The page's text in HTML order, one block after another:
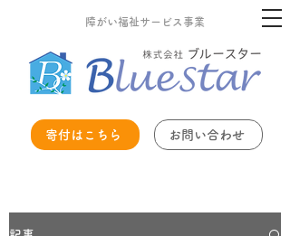
障がい福祉サービス事業
寄付はこちら お問い合わせ